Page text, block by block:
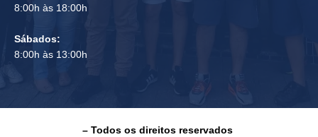
8:00h às 18:00h
Sábados:
8:00h às 13:00h
– Todos os direitos reservados